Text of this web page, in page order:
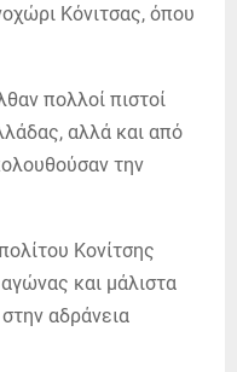
Κόνιτσας, όπου
πολλοί πιστοί
αλλά και από
την
Κονίτσης
και μάλιστα
αδράνεια